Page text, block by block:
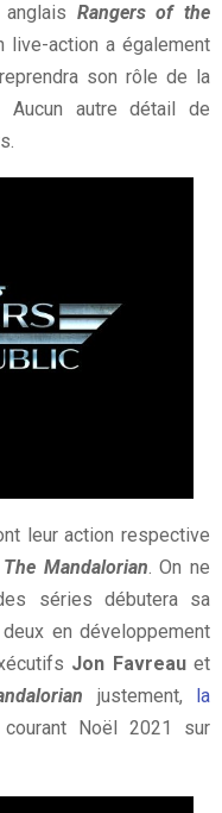
Rangers of the
live-action a également
reprendra son rôle de la
Aucun autre détail de
leur action respective
The Mandalorian. On ne
séries débutera sa
en développement
Jon Favreauet
justement,
la
Noël 2021 sur